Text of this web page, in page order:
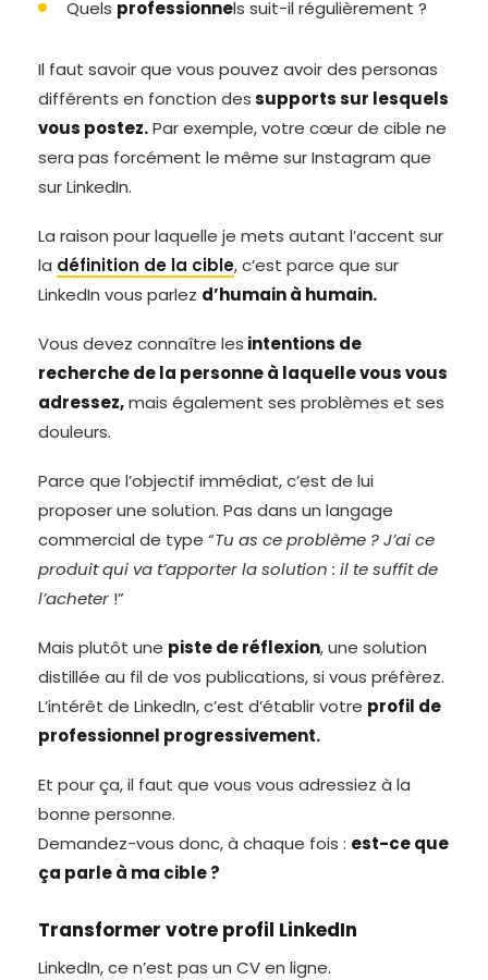
Quels professionnels suit-il régulièrement ?
Il faut savoir que vous pouvez avoir des personas
différents en fonction dessupports sur lesquels
vous postez.Par exemple, votre cœur de cible ne
sera pas forcément le même sur Instagram que
sur LinkedIn.
La raison pour laquelle je mets autant l’accent sur
la définition de la cible, c’est parce que sur
LinkedIn vous parlez d’humain à humain.
Vous devez connaître les intentions de
recherche de la personne à laquelle vous vous
adressez,mais également ses problèmes et ses
douleurs.
Parce que l’objectif immédiat, c’est de lui
proposer une solution. Pas dans un langage
commercial de type “Tu as ce problème ? J’ai ce
produit qui va t’apporter la solution : il te suffit de
l’acheter !”
Mais plutôt une piste de réflexion, une solution
distillée au fil de vos publications, si vous préfèrez.
L’intérêt de LinkedIn, c’est d’établir votre profil de
professionnel progressivement.
Et pour ça, il faut que vous vous adressiez à la
bonne personne.
Demandez-vous donc, à chaque fois : est-ce que
ça parle à ma cible ?
Transformer votre profil LinkedIn
LinkedIn, ce n’est pas un CV en ligne.